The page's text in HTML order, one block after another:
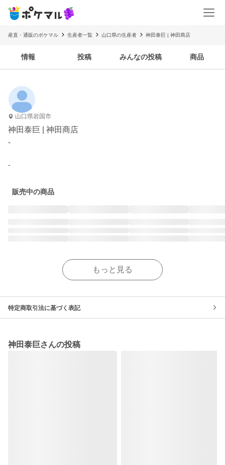
産直・通販のポケマル 生産者一覧 山口県の生産者 神田泰巨 | 神田商店
情報 投稿 みんなの投稿 商品
山口県岩国市
神田泰巨 | 神田商店
-
-
販売中の商品
もっと見る
特定商取引法に基づく表記
神田泰巨さんの投稿